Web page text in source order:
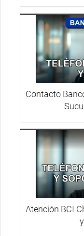
Contacto
Atención BCI